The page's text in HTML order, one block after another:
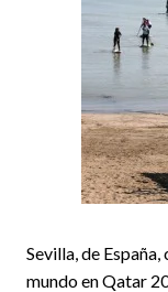
Sevilla, de
mundo en Qatar